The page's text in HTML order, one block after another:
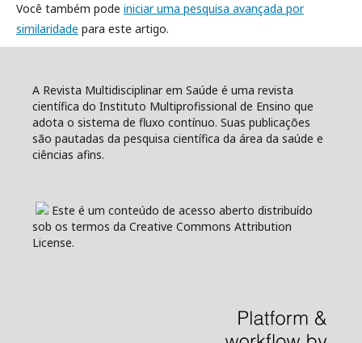
Você também pode iniciar uma pesquisa avançada por
similaridade para este artigo.
A Revista Multidisciplinar em Saúde é uma revista
científica do Instituto Multiprofissional de Ensino que
adota o sistema de fluxo contínuo. Suas publicações
são pautadas da pesquisa científica da área da saúde e
ciências afins.
Este é um conteúdo de acesso aberto distribuído
sob os termos da Creative Commons Attribution
License.